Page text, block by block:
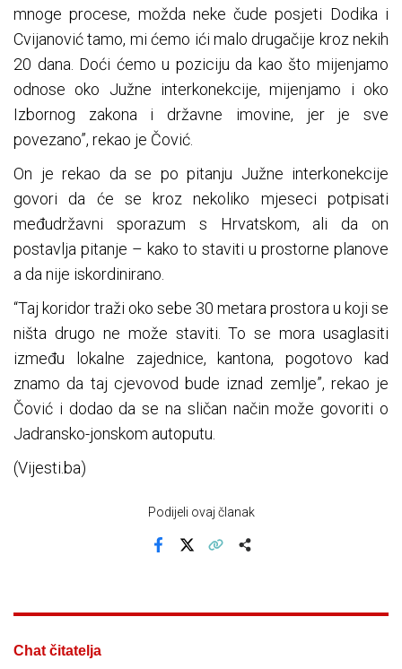
mnoge procese, možda neke čude posjeti Dodika i
Cvijanović tamo, mi ćemo ići malo drugačije kroz nekih
20 dana. Doći ćemo u poziciju da kao što mijenjamo
odnose oko Južne interkonekcije, mijenjamo i oko
Izbornog zakona i državne imovine, jer je sve
povezano”, rekao je Čović.
On je rekao da se po pitanju Južne interkonekcije
govori da će se kroz nekoliko mjeseci potpisati
međudržavni sporazum s Hrvatskom, ali da on
postavlja pitanje – kako to staviti u prostorne planove
a da nije iskordinirano.
“Taj koridor traži oko sebe 30 metara prostora u koji se
ništa drugo ne može staviti. To se mora usaglasiti
između lokalne zajednice, kantona, pogotovo kad
znamo da taj cjevovod bude iznad zemlje”, rekao je
Čović i dodao da se na sličan način može govoriti o
Jadransko-jonskom autoputu.
(Vijesti.ba)
Podijeli ovaj članak
Chat čitatelja